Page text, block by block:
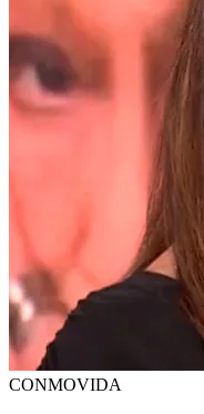
CONMOVIDA